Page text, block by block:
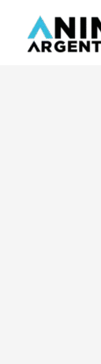
contenido